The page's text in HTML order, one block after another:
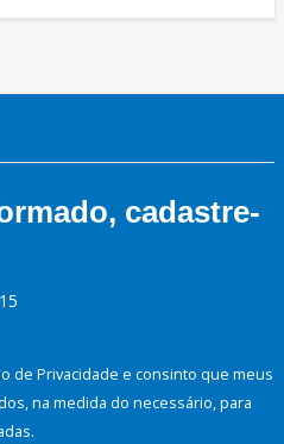
cadastre-
de Privacidade e consinto que meus
na medida do necessário, para